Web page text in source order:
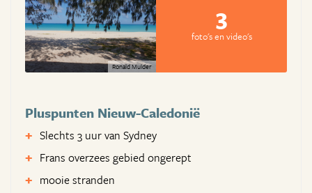
Ronald Mulder
3
foto's en video's
Pluspunten Nieuw-Caledonië
Slechts 3 uur van Sydney
Frans overzees gebied ongerept
mooie stranden